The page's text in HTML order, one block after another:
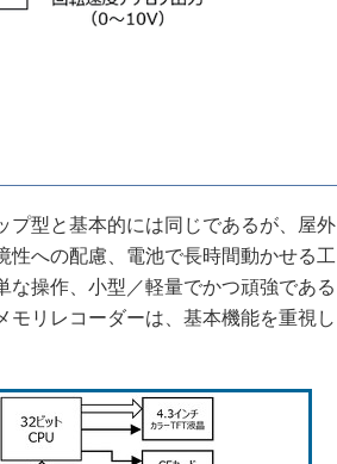
型と基本的には同じであるが、屋外
性への配慮、電池で長時間動かせる工
な操作、小型／軽量でかつ頑強である
モリレコーダーは、基本機能を重視し